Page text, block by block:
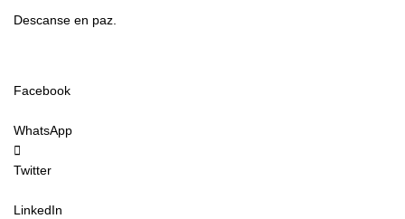
Descanse en paz.
Facebook
WhatsApp
Twitter
LinkedIn